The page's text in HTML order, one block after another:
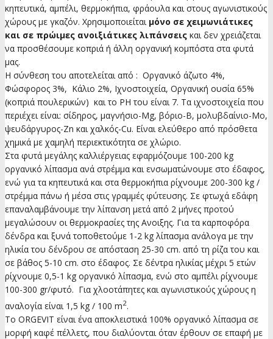
κηπευτικά, αμπέλι, θερμοκήπια, φράουλα και στους αγωνιστικούς
χώρους με γκαζόν. Χρησιμοποιείται μόνο σε χειμωνιάτικες
και σε πρώιμες ανοιξιάτικες λιπάνσεις και δεν χρειάζεται
να προσθέσουμε κοπριά ή άλλη οργανική κομπόστα στα φυτά
μας.
Η σύνθεση του αποτελείται από : Oργανικό άζωτο 4%,
Φώσφορος 3%, Κάλιο 2%, Ιχνοστοιχεία, Οργανική ουσία 65%
(κοπριά πουλερικών) και το PΗ του είναι 7. Τα ιχνοστοιχεία που
περιέχει είναι: σίδηρος, μαγνήσιο-Mg, βόριο-B, μολυβδαίνιο-Mo,
ψευδάργυρος-Zn και χαλκός-Cu. Είναι ελεύθερο από πρόσθετα
χημικά με χαμηλή περιεκτικότητα σε χλώριο.
Στα φυτά μεγάλης καλλιέργειας εφαρμόζουμε 100-200 kg
οργανικό λίπασμα ανά στρέμμα και ενσωματώνουμε στο έδαφος,
ενώ για τα κηπευτικά και στα θερμοκήπια ρίχνουμε 200-300 kg /
στρέμμα πάνω ή μέσα στις γραμμές φύτευσης. Σε φτωχά εδάφη
επαναλαμβάνουμε την λίπανση μετά από 2 μήνες προτού
μεγαλώσουν οι θερμοκρασίες της Ανοιξης. Για τα καρποφόρα
δένδρα και ξυνά τοποθετούμε 1-2 kg λίπασμα ανάλογα με την
ηλικία του δένδρου σε απόσταση 25-30 cm. από τη ρίζα του και
σε βάθος 5-10 cm. στο έδαφος. Σε δέντρα ηλικίας μέχρι 5 ετών
ρίχνουμε 0,5-1 kg οργανικό λίπασμα, ενώ στο αμπέλι ρίχνουμε
100-300 gr/φυτό. Για χλοοτάπητες και αγωνιστικούς χώρους η
αναλογία είναι 1,5 kg / 100 m2.
Το ORGEVIT είναι ένα αποκλειστικά 100% οργανικό λίπασμα σε
μορφή καφέ πέλλετς, που διαλύονται όταν έρθουν σε επαφή με